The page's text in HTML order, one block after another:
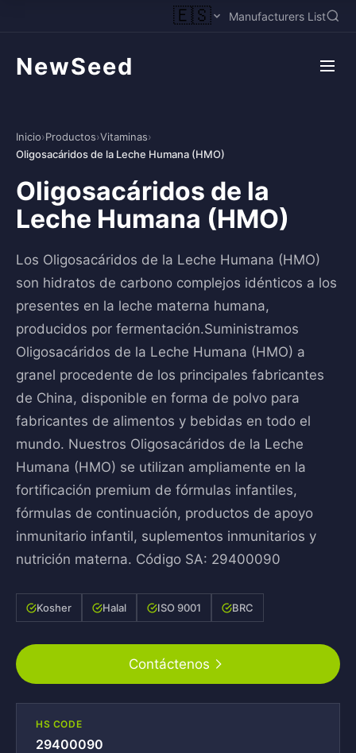
🇪🇸 Manufacturers List
NewSeed
Inicio›Productos›Vitaminas›
Oligosacáridos de la Leche Humana (HMO)
Oligosacáridos de la
Leche Humana (HMO)
Los Oligosacáridos de la Leche Humana (HMO)
son hidratos de carbono complejos idénticos a los
presentes en la leche materna humana,
producidos por fermentación.Suministramos
Oligosacáridos de la Leche Humana (HMO) a
granel procedente de los principales fabricantes
de China, disponible en forma de polvo para
fabricantes de alimentos y bebidas en todo el
mundo. Nuestros Oligosacáridos de la Leche
Humana (HMO) se utilizan ampliamente en la
fortificación premium de fórmulas infantiles,
fórmulas de continuación, productos de apoyo
inmunitario infantil, suplementos inmunitarios y
nutrición materna. Código SA: 29400090
Kosher Halal ISO 9001 BRC
Contáctenos
HS CODE
29400090